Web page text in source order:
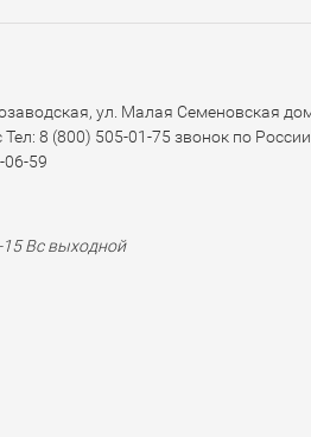
ул. Малая Семеновская
8 (800) 505-01-75 звонок по России
06-59
Вс выходной